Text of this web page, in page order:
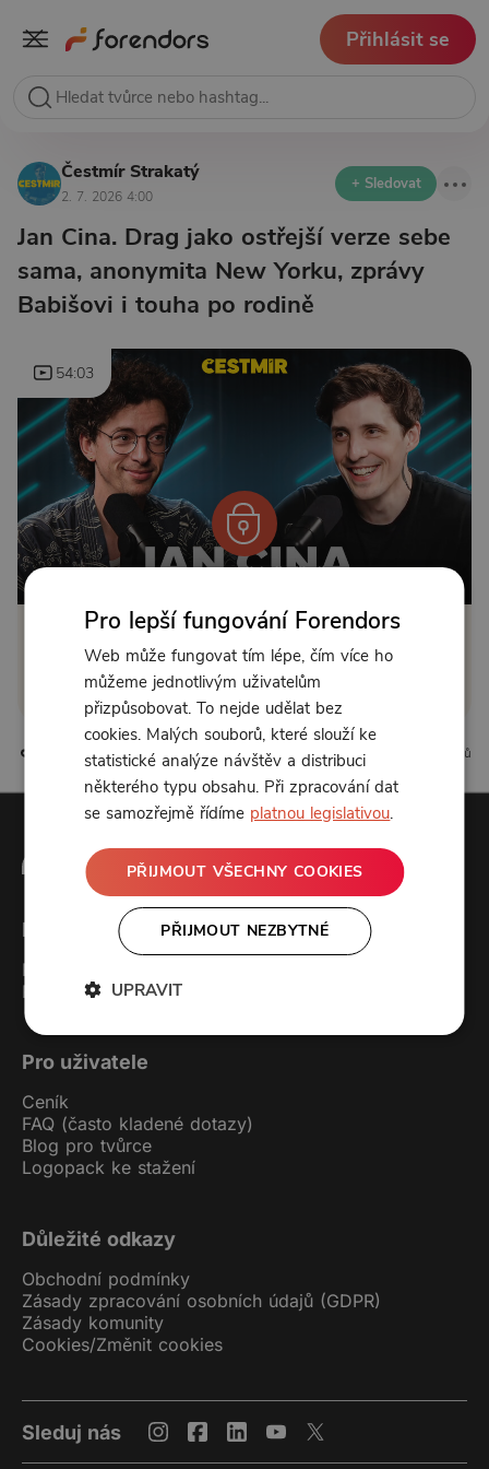
Přihlásit se
Čestmír Strakatý
2. 7. 2026 4:00
+ Sledovat
Jan Cina. Drag jako ostřejší verze sebe
sama, anonymita New Yorku, zprávy
Babišovi i touha po rodině
54:03
Od 164 Kč měsíčně
Klikněte pro odemčení
nebo sepřihlaste
20 líbí 0 komentářů
Forendors
Kontakt
Podcast studio
Pro uživatele
Ceník
FAQ (často kladené dotazy)
Blog pro tvůrce
Logopack ke stažení
Důležité odkazy
Obchodní podmínky
Zásady zpracování osobních údajů (GDPR)
Zásady komunity
Cookies/Změnit cookies
Sleduj nás
Pro lepší fungování Forendors
Web může fungovat tím lépe, čím více ho
můžeme jednotlivým uživatelům
přizpůsobovat. To nejde udělat bez
cookies. Malých souborů, které slouží ke
statistické analýze návštěv a distribuci
některého typu obsahu. Při zpracování dat
se samozřejmě řídíme platnou legislativou.
PŘIJMOUT VŠECHNY COOKIES
PŘIJMOUT NEZBYTNÉ
UPRAVIT